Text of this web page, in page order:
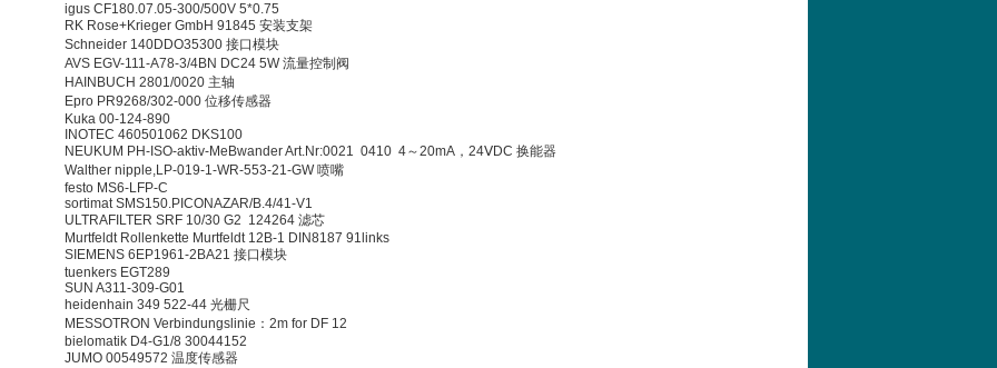
igus CF180.07.05-300/500V 5*0.75
RK Rose+Krieger GmbH 91845 安装支架
Schneider 140DDO35300 接口模块
AVS EGV-111-A78-3/4BN DC24 5W 流量控制阀
HAINBUCH 2801/0020 主轴
Epro PR9268/302-000 位移传感器
Kuka 00-124-890
INOTEC 460501062 DKS100
NEUKUM PH-ISO-aktiv-MeBwander Art.Nr:0021 0410 4～20mA，24ⅤDC 换能器
Walther nipple,LP-019-1-WR-553-21-GW 喷嘴
festo MS6-LFP-C
sortimat SMS150.PICONAZAR/B.4/41-V1
ULTRAFILTER SRF 10/30 G2 124264 滤芯
Murtfeldt Rollenkette Murtfeldt 12B-1 DIN8187 91links
SIEMENS 6EP1961-2BA21 接口模块
tuenkers EGT289
SUN A311-309-G01
heidenhain 349 522-44 光栅尺
MESSOTRON Verbindungslinie：2m for DF 12
bielomatik D4-G1/8 30044152
JUMO 00549572 温度传感器